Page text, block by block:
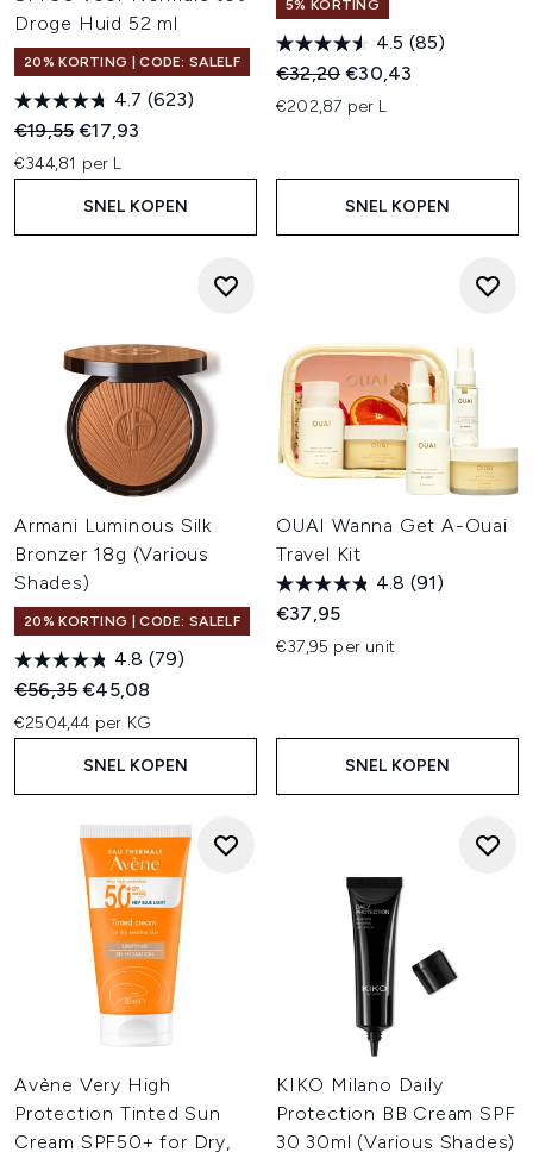
Droge Huid 52 ml
20% KORTING | CODE: SALELF
4.7 (623)
Recommended Retail Price:
€19,55Huidige prijs:
€17,93
€344,81 per L
SNEL KOPEN
5% KORTING
4.5 (85)
Recommended Retail Price:
€32,20Huidige prijs:
€30,43
€202,87 per L
SNEL KOPEN
Armani Luminous Silk
Bronzer 18g (Various
Shades)
20% KORTING | CODE: SALELF
4.8 (79)
Recommended Retail Price:
€56,35Huidige prijs:
€45,08
€2504,44 per KG
SNEL KOPEN
OUAI Wanna Get A-Ouai
Travel Kit
4.8 (91)
€37,95
€37,95 per unit
SNEL KOPEN
Avène Very High
Protection Tinted Sun
Cream SPF50+ for Dry,
KIKO Milano Daily
Protection BB Cream SPF
30 30ml (Various Shades)